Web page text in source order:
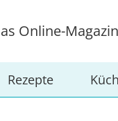
Online-
Rezepte